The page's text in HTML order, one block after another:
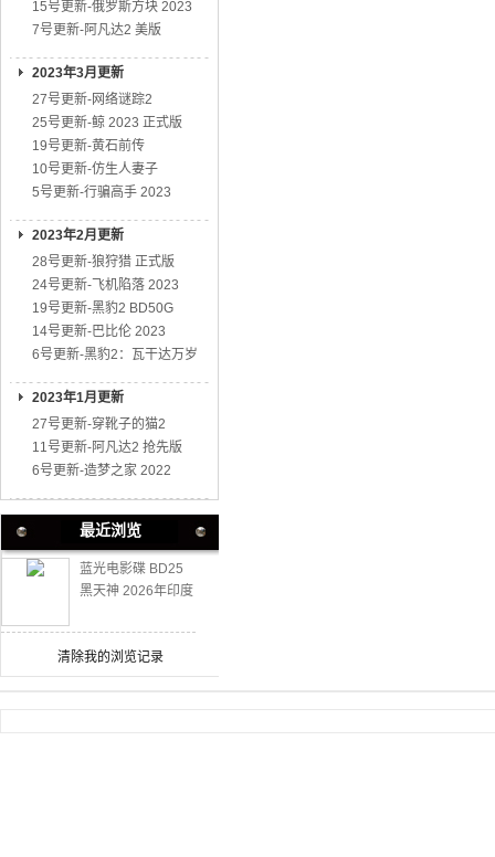
15号更新-俄罗斯方块 2023
7号更新-阿凡达2 美版
2023年3月更新
27号更新-网络谜踪2
25号更新-鲸 2023 正式版
19号更新-黄石前传
10号更新-仿生人妻子
5号更新-行骗高手 2023
2023年2月更新
28号更新-狼狩猎 正式版
24号更新-飞机陷落 2023
19号更新-黑豹2 BD50G
14号更新-巴比伦 2023
6号更新-黑豹2：瓦干达万岁
2023年1月更新
27号更新-穿靴子的猫2
11号更新-阿凡达2 抢先版
6号更新-造梦之家 2022
最近浏览
蓝光电影碟 BD25
黑天神 2026年印度
清除我的浏览记录